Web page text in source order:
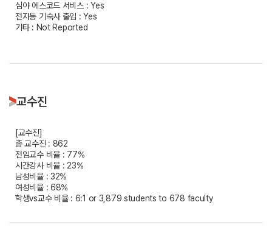
심야 에스코드 서비스 : Yes
전자동 기숙사 출입 : Yes
기타 : Not Reported
교수진
[교수진]
총 교수진 : 862
전임교수 비율 : 77%
시간강사 비율 : 23%
남성비율 : 32%
여성비율 : 68%
학생vs교수 비율 : 6:1 or 3,879 students to 678 faculty